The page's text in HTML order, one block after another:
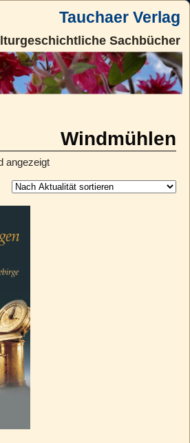
Tauchaer Verlag
Sachbücher
Windmühlen
angezeigt